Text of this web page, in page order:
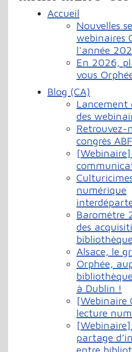
Accueil
Nouvelles
webinaires
l'année
En 2026,
vous
Blog (CA)
Lancement
des
Retrouvez-
congrès
numérique
Baromètre
des
bibliothèque
Alsace, le
Orphée,
à Dublin !
[Webinaire
lecture
partage